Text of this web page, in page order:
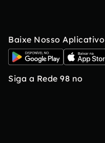
Baixe Nosso Aplicativo
Siga a Rede 98 no